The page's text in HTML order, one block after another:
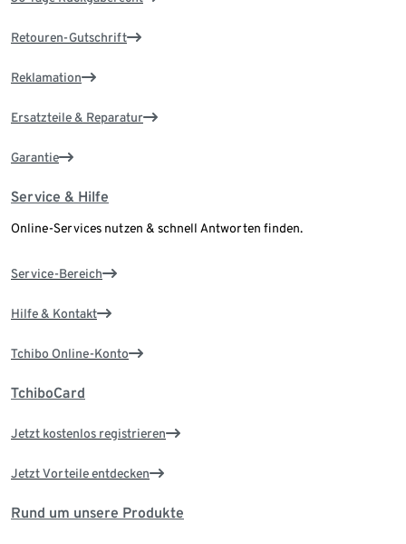
Retouren-Gutschrift
Reklamation
Ersatzteile & Reparatur
Garantie
Service & Hilfe
Online-Services nutzen & schnell Antworten finden.
Service-Bereich
Hilfe & Kontakt
Tchibo Online-Konto
TchiboCard
Jetzt kostenlos registrieren
Jetzt Vorteile entdecken
Rund um unsere Produkte